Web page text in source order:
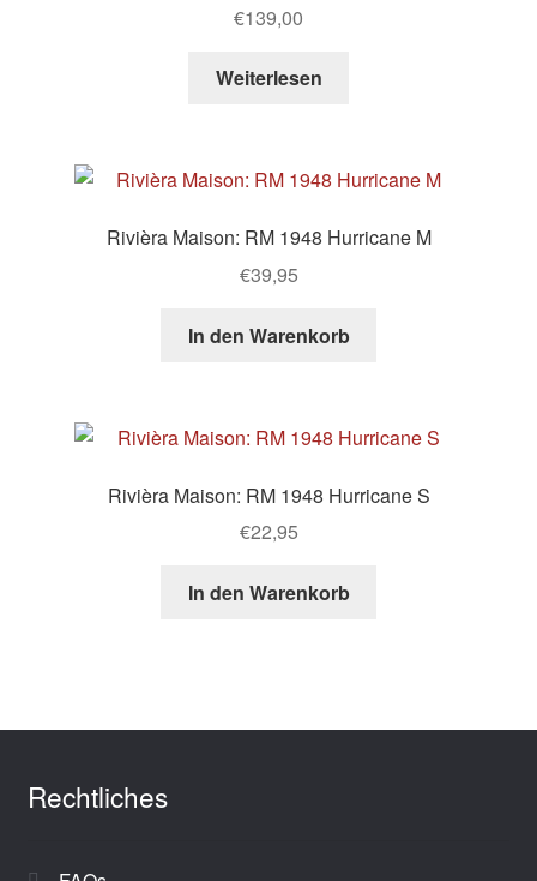
€139,00
Weiterlesen
Rivièra Maison: RM 1948 Hurricane M
€39,95
In den Warenkorb
Rivièra Maison: RM 1948 Hurricane S
€22,95
In den Warenkorb
Rechtliches